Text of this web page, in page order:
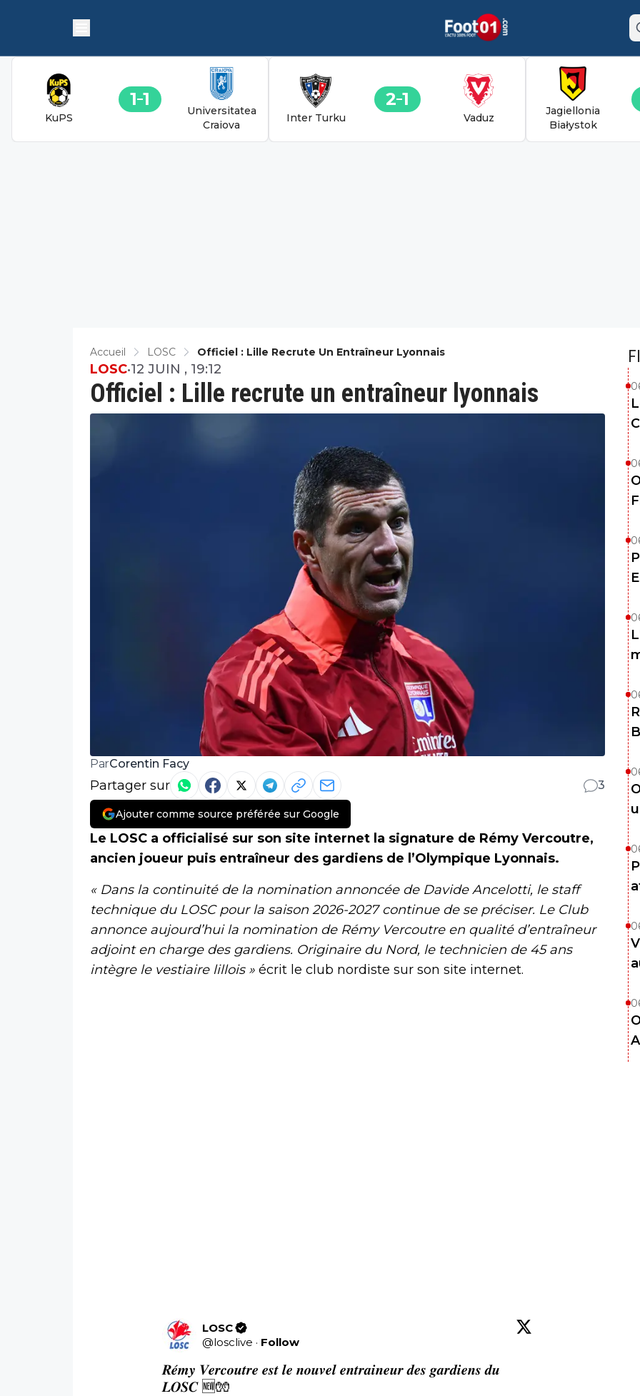
KuPS
1 1
Universitatea
Craiova
Inter Turku
2 1
Vaduz
Jagiellonia
Białystok
Accueil LOSC Officiel : Lille Recrute Un Entraîneur Lyonnais
Officiel : Lille recrute un entraîneur lyonnais
LOSC•12 JUIN , 19:12
ParCorentin Facy
Partager sur 3
Ajouter comme source préférée sur Google
Le LOSC a officialisé sur son site internet la signature de Rémy Vercoutre,
ancien joueur puis entraîneur des gardiens de l’Olympique Lyonnais.
« Dans la continuité de la nomination annoncée de Davide Ancelotti, le staff
technique du LOSC pour la saison 2026-2027 continue de se préciser. Le Club
annonce aujourd’hui la nomination de Rémy Vercoutre en qualité d’entraîneur
adjoint en charge des gardiens. Originaire du Nord, le technicien de 45 ans
intègre le vestiaire lillois » écrit le club nordiste sur son site internet.
LOSC
@losclive · Follow
𝑹𝒆́𝒎𝒚 𝑽𝒆𝒓𝒄𝒐𝒖𝒕𝒓𝒆 𝒆𝒔𝒕 𝒍𝒆 𝒏𝒐𝒖𝒗𝒆𝒍 𝒆𝒏𝒕𝒓𝒂𝒊𝒏𝒆𝒖𝒓 𝒅𝒆𝒔 𝒈𝒂𝒓𝒅𝒊𝒆𝒏𝒔 𝒅𝒖
𝑳𝑶𝑺𝑪 🆕🧤